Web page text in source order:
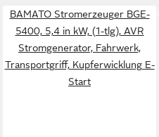
BAMATO Stromerzeuger BGE-
5400, 5,4 in kW, (1-tlg), AVR
Stromgenerator, Fahrwerk,
Transportgriff, Kupferwicklung E-
Start